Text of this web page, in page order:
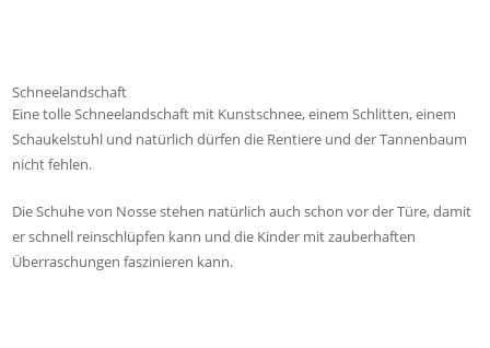
Schneelandschaft
Eine tolle Schneelandschaft mit Kunstschnee, einem Schlitten, einem
Schaukelstuhl und natürlich dürfen die Rentiere und der Tannenbaum
nicht fehlen.
Die Schuhe von Nosse stehen natürlich auch schon vor der Türe, damit
er schnell reinschlüpfen kann und die Kinder mit zauberhaften
Überraschungen faszinieren kann.